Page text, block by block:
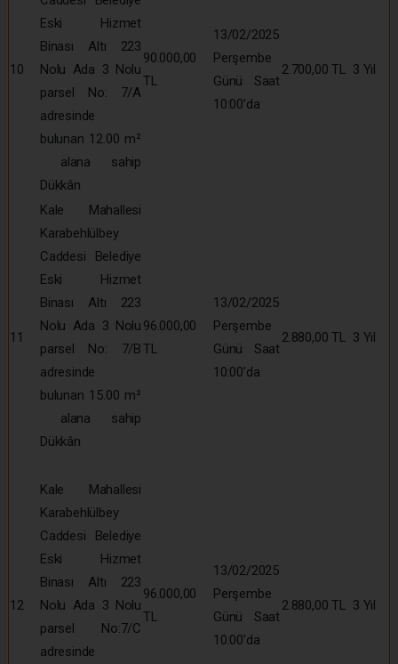
10
Eski Hizmet
Binası Altı 223
Nolu Ada 3 Nolu
parsel No: 7/A
adresinde
bulunan 12.00 m²
alana sahip
Dükkân
90.000,00
TL
13/02/2025
Perşembe
Günü Saat
10:00’da
2.700,00 TL 3 Yıl
11
Kale Mahallesi
Karabehlülbey
Caddesi Belediye
Eski Hizmet
Binası Altı 223
Nolu Ada 3 Nolu
parsel No: 7/B
adresinde
bulunan 15.00 m²
alana sahip
Dükkân
96.000,00
TL
13/02/2025
Perşembe
Günü Saat
10:00’da
2.880,00 TL 3 Yıl
12
Kale Mahallesi
Karabehlülbey
Caddesi Belediye
Eski Hizmet
Binası Altı 223
Nolu Ada 3 Nolu
parsel No:7/C
adresinde
96.000,00
TL
13/02/2025
Perşembe
Günü Saat
10:00’da
2.880,00 TL 3 Yıl